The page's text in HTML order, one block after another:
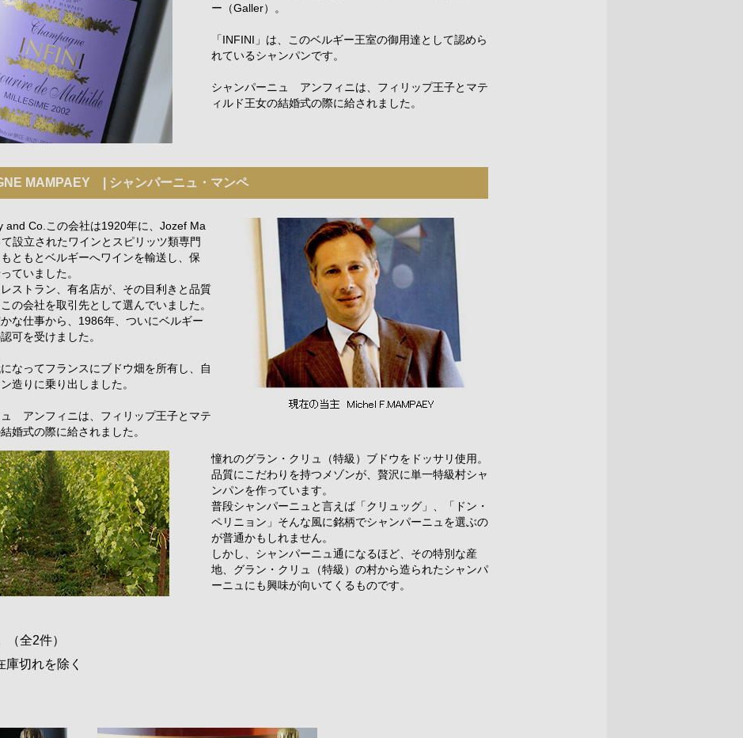
ー（Galler）。
「INFINI」は、このベルギー王室の御用達として認めら
れているシャンパンです。
シャンパーニュ アンフィニは、フィリップ王子とマテ
ィルド王女の結婚式の際に給されました。
MAMPAEY | シャンパーニュ・マンペ
and Co.この会社は1920年に、Jozef Ma
設立されたワインとスピリッツ類専門
ともとベルギーへワインを輸送し、保
ていました。
ストラン、有名店が、その目利きと品質
の会社を取引先として選んでいました。
な仕事から、1986年、ついにベルギー
可を受けました。
なってフランスにブドウ畑を所有し、自
造りに乗り出しました。
アンフィニは、フィリップ王子とマテ
婚式の際に給されました。
憧れのグラン・クリュ（特級）ブドウをドッサリ使用。
品質にこだわりを持つメゾンが、贅沢に単一特級村シャ
ンパンを作っています。
普段シャンパーニュと言えば「クリュッグ」、「ドン・
ペリニョン」そんな風に銘柄でシャンパーニュを選ぶの
が普通かもしれません。
しかし、シャンパーニュ通になるほど、その特別な産
地、グラン・クリュ（特級）の村から造られたシャンパ
ーニュにも興味が向いてくるものです。
全2件）
庫切れを除く